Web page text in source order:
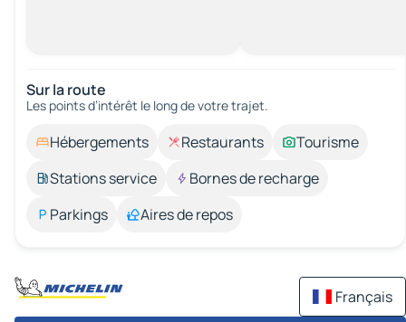
Sur la route
Les points d’intérêt le long de votre trajet.
Hébergements Restaurants
Tourisme
Stations service
Bornes de recharge
Parkings
Aires de repos
Français